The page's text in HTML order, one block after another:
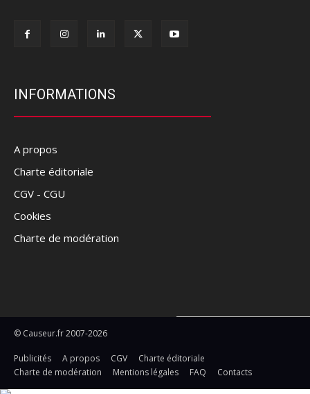
INFORMATIONS
A propos
Charte éditoriale
CGV - CGU
Cookies
Charte de modération
© Causeur.fr 2007-2026
Publicités A propos CGV
Charte éditoriale
Charte de modération
Mentions légales FAQ Contacts